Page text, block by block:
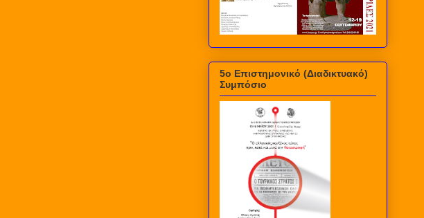
5ο Επιστημονικό (Διαδικτυακό)
Συμπόσιο